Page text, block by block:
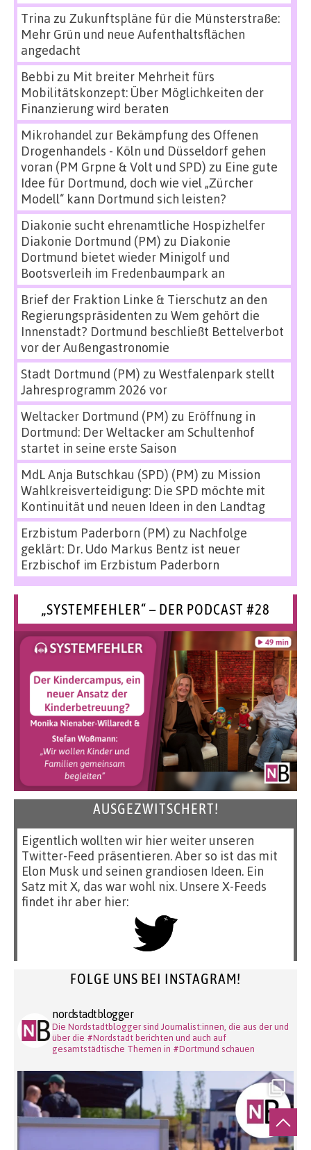
Trina zu Zukunftspläne für die Münsterstraße:
Mehr Grün und neue Aufenthaltsflächen
angedacht
Bebbi zu Mit breiter Mehrheit fürs
Mobilitätskonzept: Über Möglichkeiten der
Finanzierung wird beraten
Mikrohandel zur Bekämpfung des Offenen
Drogenhandels - Köln und Düsseldorf gehen
voran (PM Grpne & Volt und SPD) zu Eine gute
Idee für Dortmund, doch wie viel „Zürcher
Modell“ kann Dortmund sich leisten?
Diakonie sucht ehrenamtliche Hospizhelfer
Diakonie Dortmund (PM) zu Diakonie
Dortmund bietet wieder Minigolf und
Bootsverleih im Fredenbaumpark an
Brief der Fraktion Linke & Tierschutz an den
Regierungspräsidenten zu Wem gehört die
Innenstadt? Dortmund beschließt Bettelverbot
vor der Außengastronomie
Stadt Dortmund (PM) zu Westfalenpark stellt
Jahresprogramm 2026 vor
Weltacker Dortmund (PM) zu Eröffnung in
Dortmund: Der Weltacker am Schultenhof
startet in seine erste Saison
MdL Anja Butschkau (SPD) (PM) zu Mission
Wahlkreisverteidigung: Die SPD möchte mit
Kontinuität und neuen Ideen in den Landtag
Erzbistum Paderborn (PM) zu Nachfolge
geklärt: Dr. Udo Markus Bentz ist neuer
Erzbischof im Erzbistum Paderborn
„SYSTEMFEHLER“ – DER PODCAST #28
AUSGEZWITSCHERT!
Eigentlich wollten wir hier weiter unseren
Twitter-Feed präsentieren. Aber so ist das mit
Elon Musk und seinen grandiosen Ideen. Ein
Satz mit X, das war wohl nix. Unsere X-Feeds
findet ihr aber hier:
FOLGE UNS BEI INSTAGRAM!
nordstadtblogger
Die Nordstadtblogger sind Journalist:innen, die aus der und
über die #Nordstadt berichten und auch auf
gesamtstädtische Themen in #Dortmund schauen